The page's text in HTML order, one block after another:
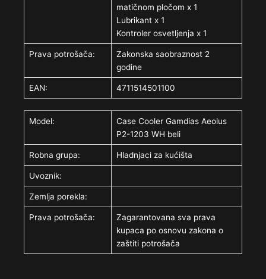
matičnom pločom x 1
Lubrikant x 1
Kontroler osvetljenja x 1
Prava potrošača:
Zakonska saobraznost 2
godine
EAN: 4711514501100
Model:
Case Cooler Gamdias Aeolus
P2-1203 WH beli
Robna grupa: Hladnjaci za kućišta
Uvoznik:
Zemlja porekla:
Prava potrošača:
Zagarantovana sva prava
kupaca po osnovu zakona o
zaštiti potrošača